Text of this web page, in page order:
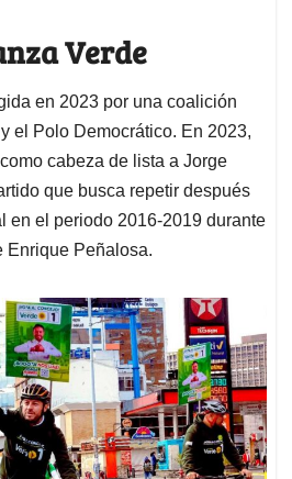
Verde
en 2023 por una coalición
el Polo Democrático. En 2023,
cabeza de lista a Jorge
que busca repetir después
en el periodo 2016-2019 durante
Enrique Peñalosa.